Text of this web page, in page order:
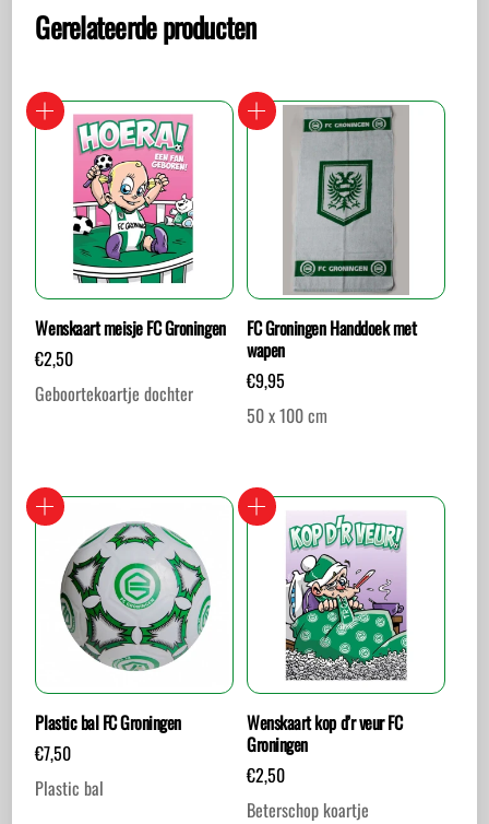
Gerelateerde producten
Wenskaart meisje FC Groningen
€2,50
Geboortekoartje dochter
FC Groningen Handdoek met
wapen
€9,95
50 x 100 cm
Plastic bal FC Groningen
€7,50
Plastic bal
Wenskaart kop d’r veur FC
Groningen
€2,50
Beterschop koartje